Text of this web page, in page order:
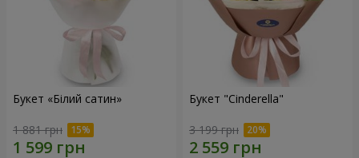
Букет «Білий сатин»
1 881 грн
Букет "Cinderella"
3 199 грн